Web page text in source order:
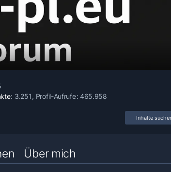
3.251 Profil-Aufrufe 465.958
Inhalte
Über mich